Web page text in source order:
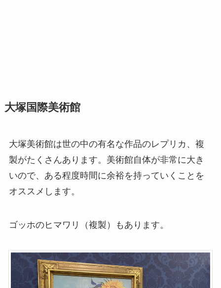
大塚国際美術館
大塚美術館は世の中の有名な作品のレプリカ、複
製がたくさんあります。美術館自体が非常に大き
いので、ある程度時間に余裕を持っていくことを
オススメします。
ゴッホのヒマワリ（複製）もあります。